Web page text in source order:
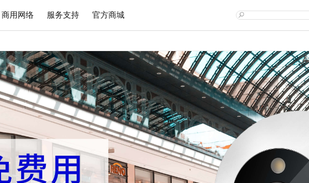
商用网络 服务支持 官方商城
网卡
Wi-Fi 7无线
Wi-Fi 6无线
双频无线
300M无线
150M无线
有线网卡
企业无线
无线路由
吸顶AP
面板AP
室外AP
无线控制器
无线网桥
交换机
百兆交换机
千兆交换机
网管交换机
MCU POE交换机
安防监控专用交换机
安防监控
网络摄像机
无线网络摄像机
网络硬盘录像机
安防专用电源
监控专用交换机
安防监控专用交换机
安防监控专用PoE交换机
路由器
企业无线路由
企业路由
文档与指南 视频教程 在线客服